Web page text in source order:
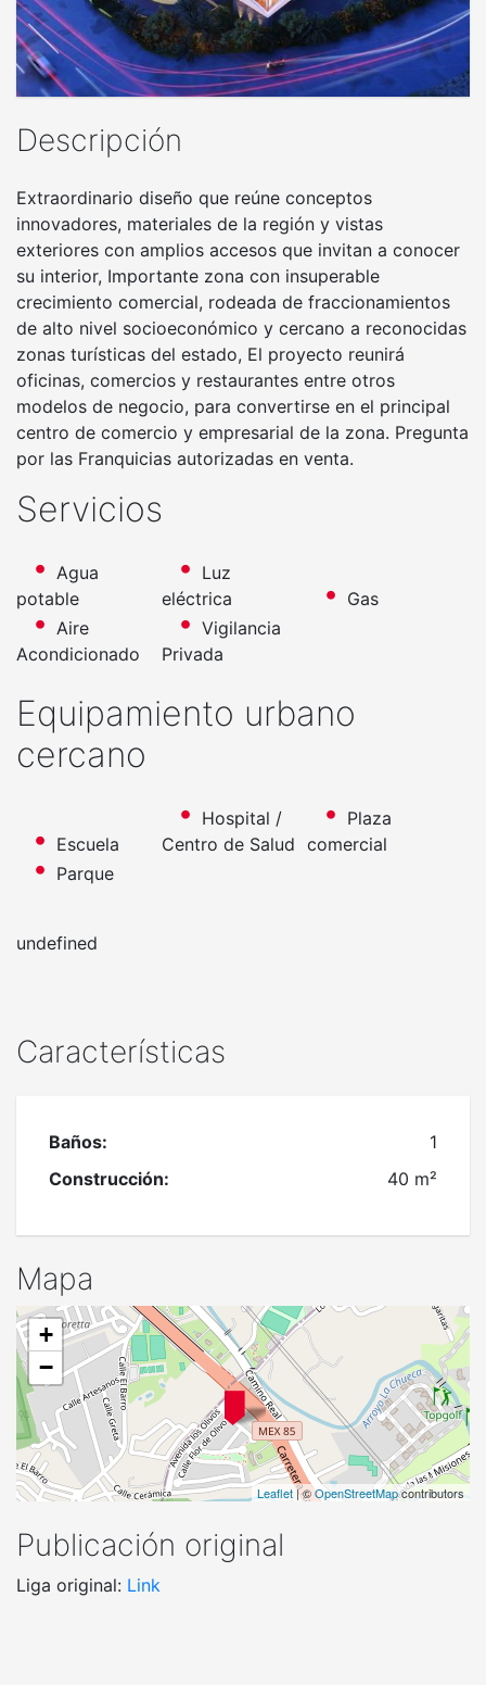
Características
Baños:
1
Construcción:
40 m²
Mapa
+
−
Leaflet| ©OpenStreetMapcontributors
Publicación original
Liga original: Link
Descripción
Extraordinario diseño que reúne conceptos
innovadores, materiales de la región y vistas
exteriores con amplios accesos que invitan a conocer
su interior, Importante zona con insuperable
crecimiento comercial, rodeada de fraccionamientos
de alto nivel socioeconómico y cercano a reconocidas
zonas turísticas del estado, El proyecto reunirá
oficinas, comercios y restaurantes entre otros
modelos de negocio, para convertirse en el principal
centro de comercio y empresarial de la zona. Pregunta
por las Franquicias autorizadas en venta.
Servicios
Agua
potable
Luz
eléctrica
Gas
Aire
Acondicionado
Vigilancia
Privada
Equipamiento urbano
cercano
Escuela
Hospital /
Centro de Salud
Plaza
comercial
Parque
undefined